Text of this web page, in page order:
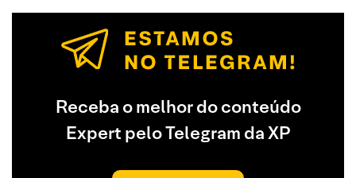
Receba o melhor do conteúdo
Expert pelo Telegram da XP